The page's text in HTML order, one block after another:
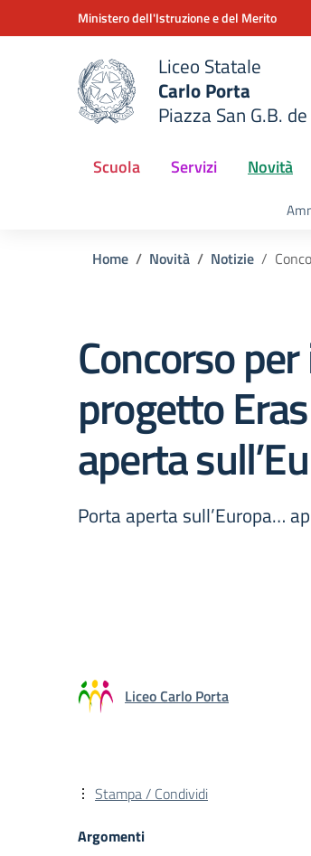
Vai ai contenuti
Vai al menu di navigazioneMinistero dell'Istruzione e del Merito
scuola
Liceo Statale
Carlo Porta
Piazza San G.B.
Scuola Servizi Novità
Home Novità Notizie
Concorso
progetto
aperta
Porta aperta sull’Europa…
Liceo Carlo Porta
Stampa / Condividi
Argomenti